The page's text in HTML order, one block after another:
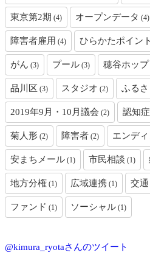
東京第2期 (4) オープンデータ (4)
障害者雇用 (4) ひらかたポイント
がん (3) プール (3) 穂谷ホップ
品川区 (3) スタジオ (2) ふる
2019年9月・10月議会 (2) 認知症
菊人形 (2) 障害者 (2) エンデ
安まちメール (1) 市民相談 (1)
地方分権 (1) 広域連携 (1) 交通
ファンド (1) ソーシャル (1)
@kimura_ryotaさんのツイート